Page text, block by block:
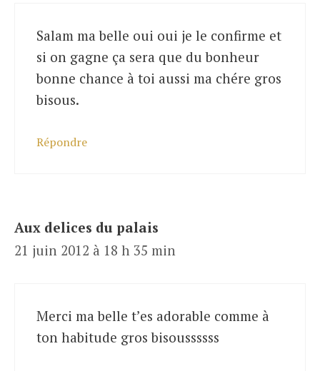
Salam ma belle oui oui je le confirme et
si on gagne ça sera que du bonheur
bonne chance à toi aussi ma chére gros
bisous.
Répondre
Aux delices du palais
21 juin 2012 à 18 h 35 min
Merci ma belle t’es adorable comme à
ton habitude gros bisoussssss